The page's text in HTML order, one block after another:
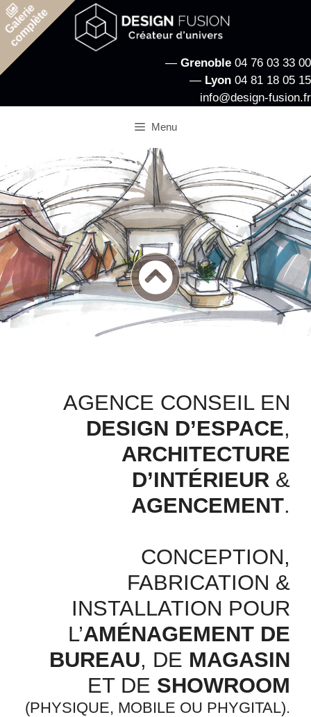
Aller
au
contenu
— Grenoble 04 76 03 33 00
— Lyon 04 81 18 05 15
info@design-fusion.fr
Galerie
complète
Menu
AGENCE CONSEIL EN
DESIGN D’ESPACE,
ARCHITECTURE
D’INTÉRIEUR &
AGENCEMENT.
CONCEPTION,
FABRICATION &
INSTALLATION POUR
L’AMÉNAGEMENT DE
BUREAU, DE MAGASIN
ET DE SHOWROOM
(PHYSIQUE, MOBILE OU PHYGITAL).